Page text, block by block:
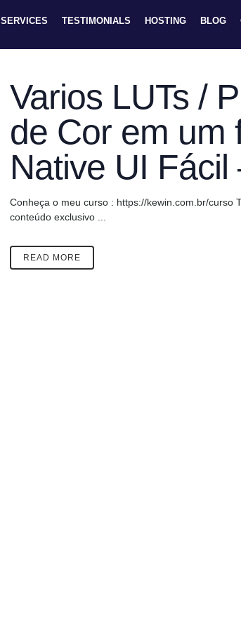
SERVICES TESTIMONIALS HOSTING BLOG
Varios LUTs /
de Cor em um
Native UI Fácil
Conheça o meu curso : https://kewin.com.br/curso
conteúdo exclusivo ...
READ MORE